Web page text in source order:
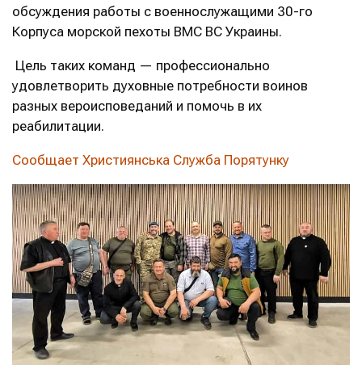
обсуждения работы с военнослужащими 30-го
Корпуса морской пехоты ВМС ВС Украины.
Цель таких команд — профессионально
удовлетворить духовные потребности воинов
разных вероисповеданий и помочь в их
реабилитации.
Сообщает Християнська Служба Порятунку